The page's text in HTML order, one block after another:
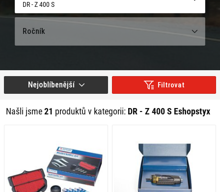
DR - Z 400 S
Ročník
Filtrovat
Našli jsme21 produktů v kategorii: DR - Z 400 S Eshopstyx
Nejoblíbenější